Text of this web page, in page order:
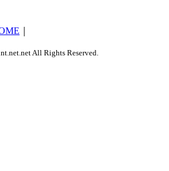
All Rights Reserved.